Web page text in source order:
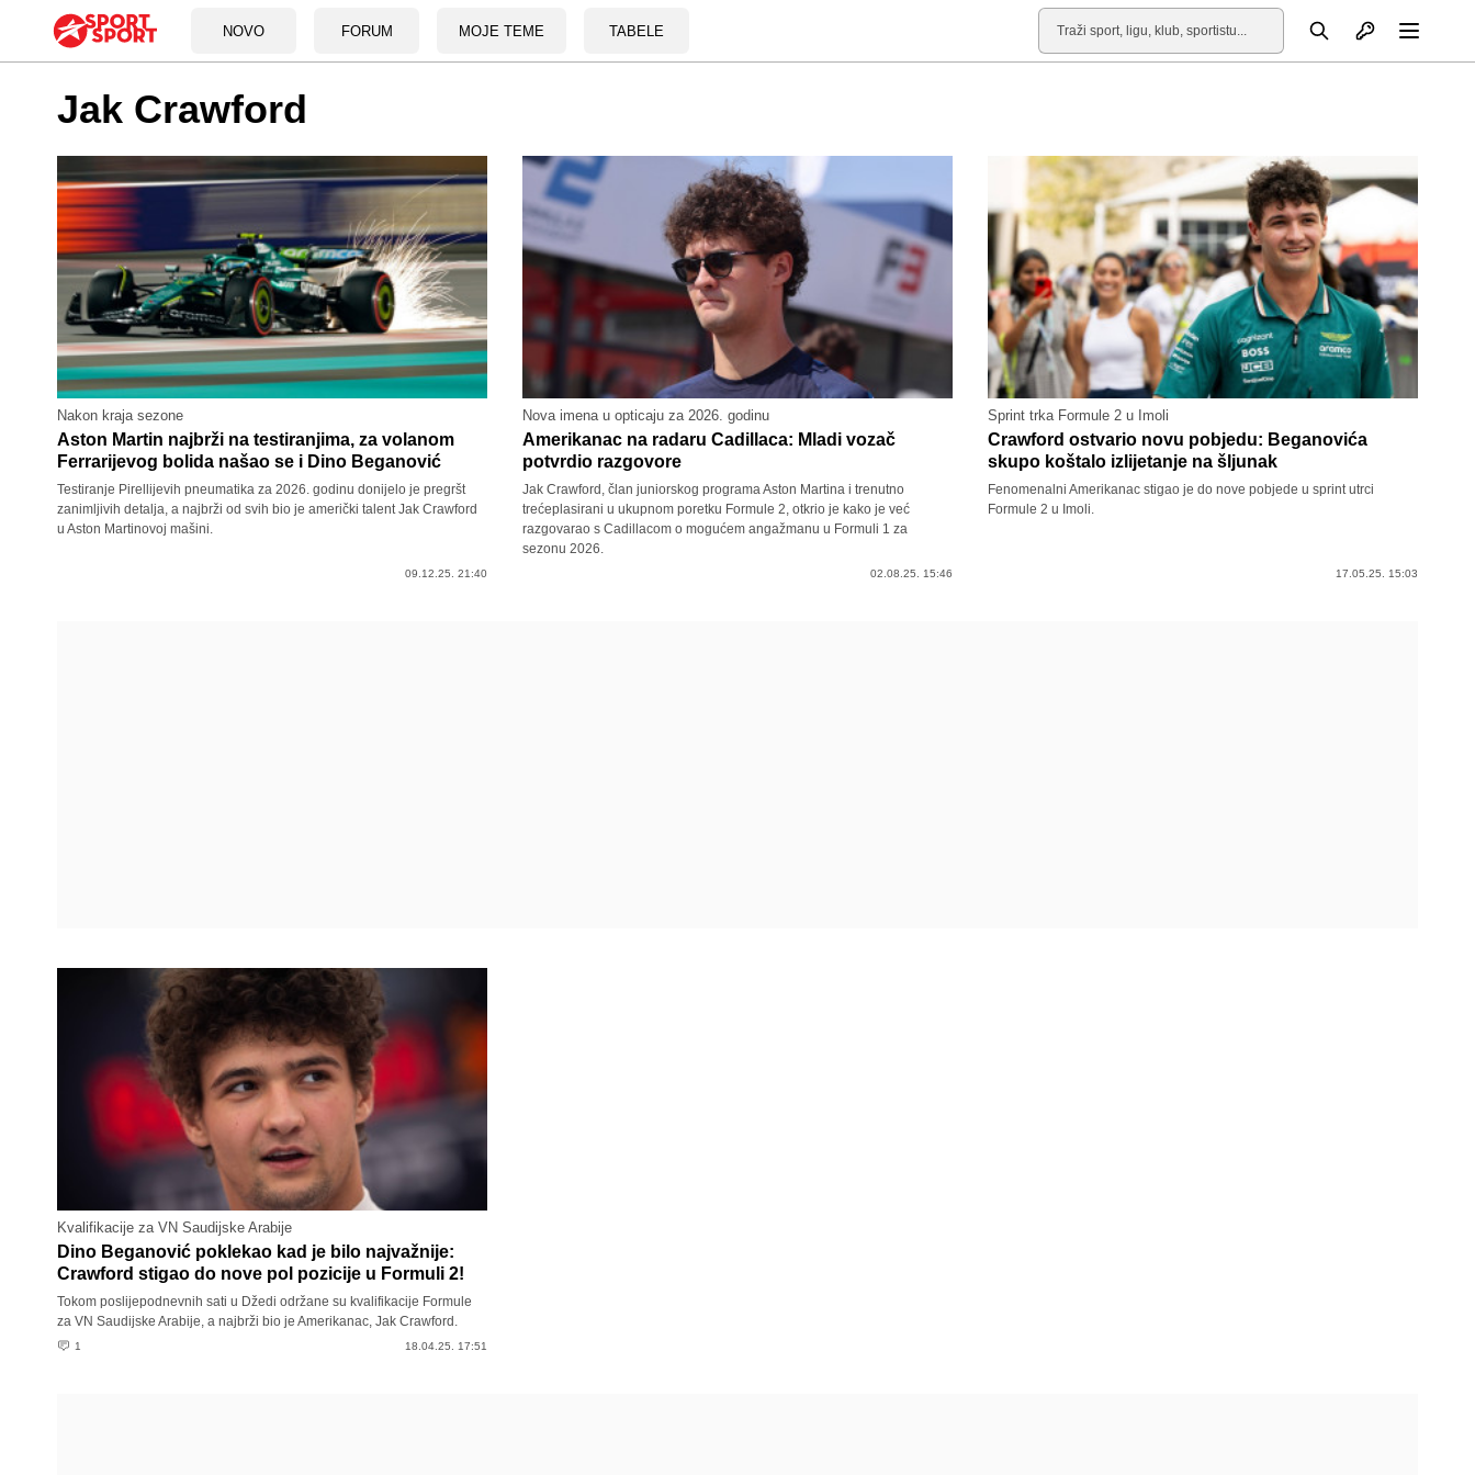
NOVO FORUM MOJE TEME TABELE
Pretraga Otvori profil
Jak Crawford
Nakon kraja sezone
Aston Martin najbrži na testiranjima, za volanom
Ferrarijevog bolida našao se i Dino Beganović
Testiranje Pirellijevih pneumatika za 2026. godinu donijelo je pregršt
zanimljivih detalja, a najbrži od svih bio je američki talent Jak Crawford
u Aston Martinovoj mašini.
09.12.25. 21:40
Nova imena u opticaju za 2026. godinu
Amerikanac na radaru Cadillaca: Mladi vozač
potvrdio razgovore
Jak Crawford, član juniorskog programa Aston Martina i trenutno
trećeplasirani u ukupnom poretku Formule 2, otkrio je kako je već
razgovarao s Cadillacom o mogućem angažmanu u Formuli 1 za
sezonu 2026.
02.08.25. 15:46
Sprint trka Formule 2 u Imoli
Crawford ostvario novu pobjedu: Beganovića
skupo koštalo izlijetanje na šljunak
Fenomenalni Amerikanac stigao je do nove pobjede u sprint utrci
Formule 2 u Imoli.
17.05.25. 15:03
Kvalifikacije za VN Saudijske Arabije
Dino Beganović poklekao kad je bilo najvažnije:
Crawford stigao do nove pol pozicije u Formuli 2!
Tokom poslijepodnevnih sati u Džedi održane su kvalifikacije Formule
za VN Saudijske Arabije, a najbrži bio je Amerikanac, Jak Crawford.
1 18.04.25. 17:51